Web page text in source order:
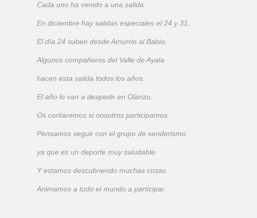
Cada uno ha venido a una salida.
En diciembre hay salidas especiales el 24 y 31.
El día 24 suben desde Amurrio al Babio.
Algunos compañeros del Valle de Ayala
hacen esta salida todos los años.
El año lo van a despedir en Olarizu.
Os contaremos si nosotros participamos.
Pensamos seguir con el grupo de senderismo
ya que es un deporte muy saludable.
Y estamos descubriendo muchas cosas.
Animamos a todo el mundo a participar.